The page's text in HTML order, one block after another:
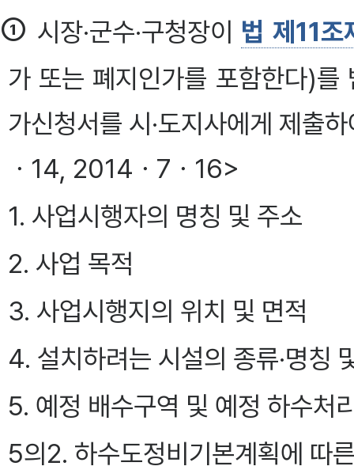
① 시장·군수·구청장이 법 제11
가 또는 폐지인가를 포함한다)
가신청서를 시·도지사에게 제출
ㆍ14, 2014ㆍ7ㆍ16>
1. 사업시행자의 명칭 및 주소
2. 사업 목적
3. 사업시행지의 위치 및 면적
4. 설치하려는 시설의 종류·명칭
5. 예정 배수구역 및 예정 하수처
5의2. 하수도정비기본계획에 따